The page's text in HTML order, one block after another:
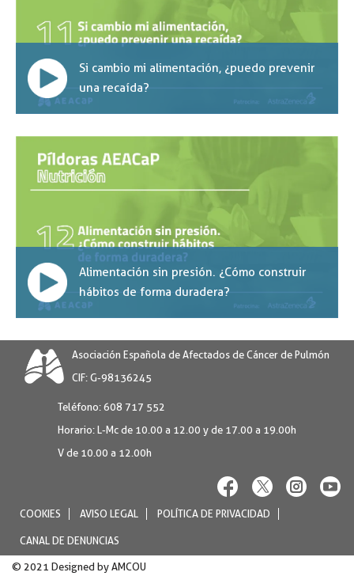
Si cambio mi alimentación, ¿puedo prevenir
una recaída?
Alimentación sin presión. ¿Cómo construir
hábitos de forma duradera?
Asociación Española de Afectados de Cáncer de Pulmón
CIF: G-98136245
Teléfono: 608 717 552
Horario: L-Mc de 10.00 a 12.00 y de 17.00 a 19.00h
V de 10.00 a 12.00h
COOKIES AVISO LEGAL POLÍTICA DE PRIVACIDAD
CANAL DE DENUNCIAS
© 2021 Designed by AMCOU